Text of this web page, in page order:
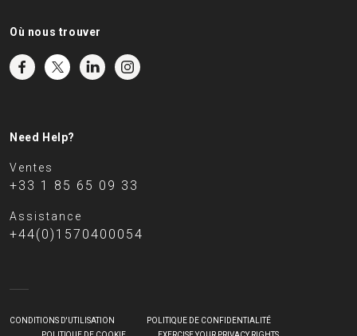
Où nous trouver
Need Help?
Ventes
+33 1 85 65 09 33
Assistance
+44(0)1570400054
CONDITIONS D'UTILISATION
POLITIQUE DE CONFIDENTIALITÉ